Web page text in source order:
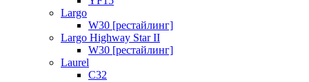
Largo
W30 [рестайлинг]
Largo Highway Star II
W30 [рестайлинг]
Laurel
C32